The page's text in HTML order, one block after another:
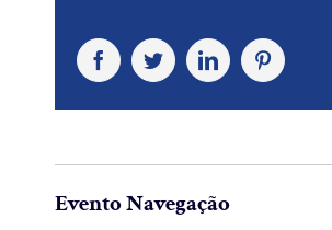
FacebookTwitterLinkedInPinterest
Evento Navegação